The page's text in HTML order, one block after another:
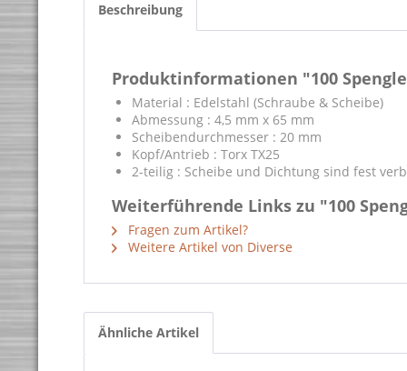
Beschreibung
Produktinformationen "100
Material : Edelstahl (Schraube & Scheibe)
Abmessung : 4,5 mm x 65 mm
Scheibendurchmesser : 20 mm
Kopf/Antrieb : Torx TX25
2-teilig : Scheibe und Dichtung sind fest
Weiterführende Links zu "100
Fragen zum Artikel?
Weitere Artikel von Diverse
Ähnliche Artikel